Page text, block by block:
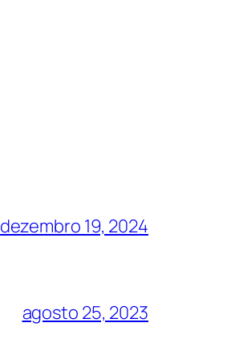
dezembro 19, 2024
agosto 25, 2023